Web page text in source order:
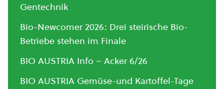
Gentechnik
Bio-Newcomer 2026: Drei steirische Bio-
Betriebe stehen im Finale
BIO AUSTRIA Info – Acker 6/26
BIO AUSTRIA Gemüse-und Kartoffel-Tage